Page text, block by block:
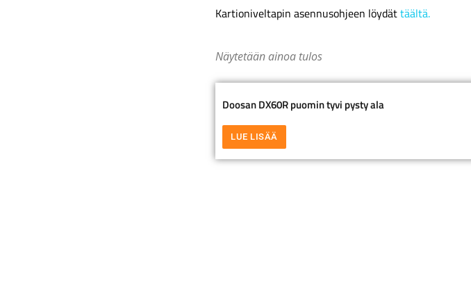
Kartioniveltapin asennusohjeen löydättäältä.
Näytetään ainoa tulos
Doosan DX60R puomin tyvi pysty ala
LUE LISÄÄ